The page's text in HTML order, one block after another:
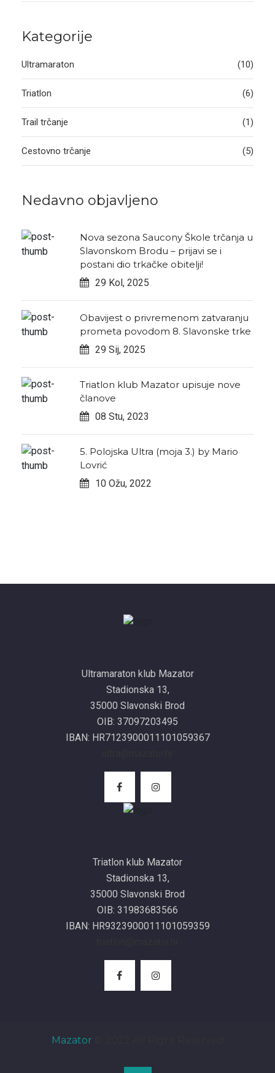
Kategorije
Ultramaraton (10)
Triatlon (6)
Trail trčanje (1)
Cestovno trčanje (5)
Nedavno objavljeno
Nova sezona Saucony Škole trčanja u
Slavonskom Brodu – prijavi se i
postani dio trkačke obitelji!
29 Kol, 2025
Obavijest o privremenom zatvaranju
prometa povodom 8. Slavonske trke
29 Sij, 2025
Triatlon klub Mazator upisuje nove
članove
08 Stu, 2023
5. Polojska Ultra (moja 3.) by Mario
Lovrić
10 Ožu, 2022
Ultramaraton klub Mazator
Stadionska 13,
35000 Slavonski Brod
OIB: 37097203495
IBAN: HR7123900011101059367
Triatlon klub Mazator
Stadionska 13,
35000 Slavonski Brod
OIB: 31983683566
IBAN: HR9323900011101059359
Mazator